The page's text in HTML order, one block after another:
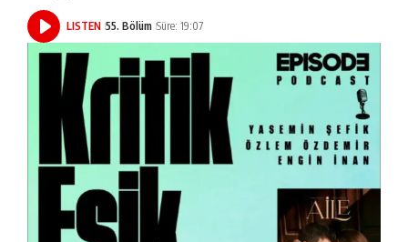
LISTEN 55. Bölüm Süre: 19:07